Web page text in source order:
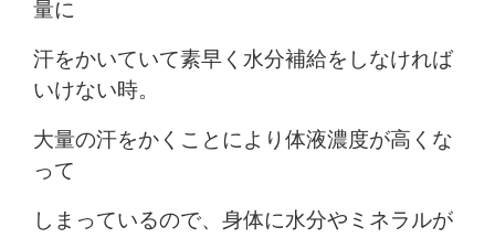
量に
汗をかいていて素早く水分補給をしなければ
いけない時。
大量の汗をかくことにより体液濃度が高くな
って
しまっているので、身体に水分やミネラルが